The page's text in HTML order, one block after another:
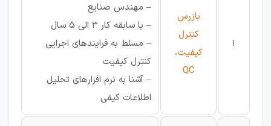
1
بازرس
كنترل
كيفيت،
QC
– مهندس صنایع
– با سابقه کار 3 الی 5 سال
– مسلط به فرایندهای اجرایی
کنترل کیفیت
– آشنا به نرم افزارهای تحلیل
اطلاعات کیفی